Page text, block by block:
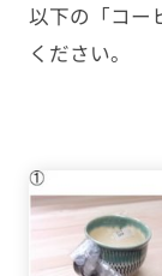
以下の「コー
ください。